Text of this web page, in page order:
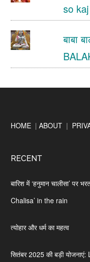
so
बाबा
Footer
HOME |ABOUT |
RECENT
बारिश में ‘हनुमान चालीसा’
Chalisa’ in the rain
त्योहार और धर्म का महत्व
सितंबर 2025 की बड़ी